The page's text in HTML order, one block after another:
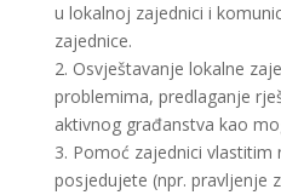
u lokalnoj zajednici i
zajednice.
2. Osvještavanje lokalne
problemima, predlaganje
aktivnog građanstva kao
3. Pomoć zajednici
posjedujete (npr. pravljenje